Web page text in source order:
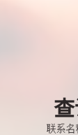
联系